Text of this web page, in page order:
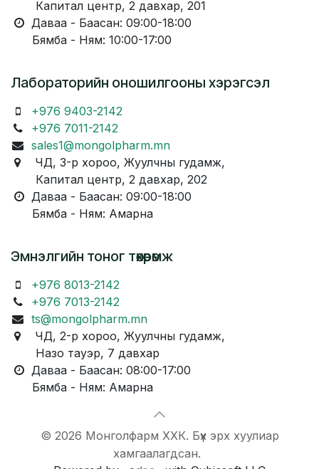
Капитал центр, 2 давхар, 201
Даваа - Баасан: 09:00-18:00
Бямба - Ням: 10:00-17:00
Лабораторийн оношилгооны хэрэгсэл
+976 9403-2142
+976 7011-2142
sales1@mongolpharm.mn
ЧД, 3-р хороо, Жуулчны гудамж,
Капитал центр, 2 давхар, 202
Даваа - Баасан: 09:00-18:00
Бямба - Ням: Амарна
Эмнэлгийн тоног төхөөрөмж
+976 8013-2142
+976 7013-2142
ts@mongolpharm.mn
ЧД, 2-р хороо, Жуулчны гудамж,
Назо тауэр, 7 давхар
Даваа - Баасан: 08:00-17:00
Бямба - Ням: Амарна
© 2026 Монголфарм ХХК. Бүх эрх хуулиар
хамгаалагдсан.